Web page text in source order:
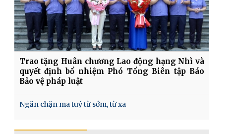
Trao tặng Huân chương Lao động hạng Nhì và
quyết định bổ nhiệm Phó Tổng Biên tập Báo
Bảo vệ pháp luật
Ngăn chặn ma tuý từ sớm, từ xa